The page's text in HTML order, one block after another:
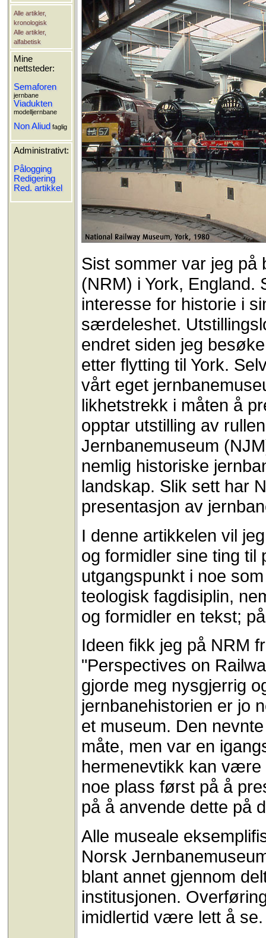
Alle artikler,
kronologisk
Alle artikler,
alfabetisk
Mine
nettsteder:
Semaforen
jernbane
Viadukten
modelljernbane
Non Aliud faglig
Administrativt:
Pålogging
Redigering
Red. artikkel
Sist sommer var jeg på
(NRM) i York, England.
interesse for historie i
særdeleshet.
endret siden jeg
etter flytting til York.
vårt eget
likhetstrekk i måten å
opptar utstilling av
Jernbanemuseum
nemlig historiske
landskap. Slik sett har
presentasjon av
I denne artikkelen vil
og formidler sine ting til
utgangspunkt i noe
teologisk fagdisiplin,
og formidler en tekst;
Ideen fikk jeg på NRM
"Perspectives on
gjorde meg nysgjerrig
jernbanehistorien er jo
et museum. Den
måte, men var en
hermenevtikk kan være
noe plass først på å
på å anvende dette på
Alle museale
Norsk
blant annet gjennom
institusjonen.
imidlertid være lett å se.